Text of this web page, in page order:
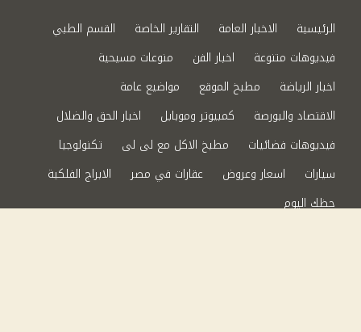
الرئيسية الاخبار العامة التقارير الخاصة
القسم الطبي
فيديوهات متنوعة
اخبار الفن
منوعات مسيحية
اخبار الرياضة
مطبخ الموقع
مواضيع عامة
الاقتصاد والبورصة
كمبيوتر وموبايل
اخبار الحق والضلال
فيديوهات فضائيات
مطبخ الاكل مع لى لى
تكنولوجيا
سيارات
اسعار وعروض عقارات في مصر
الابراج الفلكية
حظك اليوم